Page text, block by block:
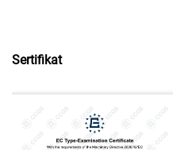
Sertifikat